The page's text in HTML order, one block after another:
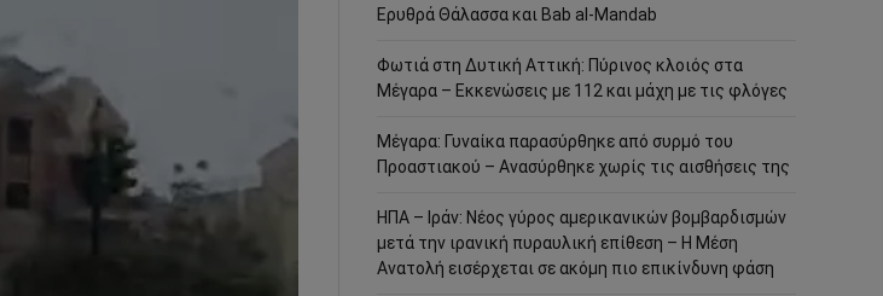
Ερυθρά Θάλασσα και Bab al-Mandab
Φωτιά στη Δυτική Αττική: Πύρινος κλοιός στα
Μέγαρα – Εκκενώσεις με 112 και μάχη με τις φλόγες
Μέγαρα: Γυναίκα παρασύρθηκε από συρμό του
Προαστιακού – Ανασύρθηκε χωρίς τις αισθήσεις της
ΗΠΑ – Ιράν: Νέος γύρος αμερικανικών βομβαρδισμών
μετά την ιρανική πυραυλική επίθεση – Η Μέση
Ανατολή εισέρχεται σε ακόμη πιο επικίνδυνη φάση